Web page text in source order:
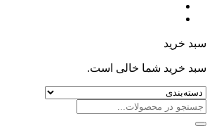
سبد خرید
سبد خرید شما خالی است.